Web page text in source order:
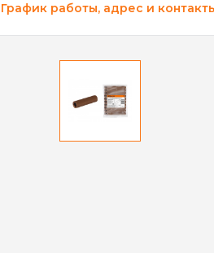
График работы, адрес и